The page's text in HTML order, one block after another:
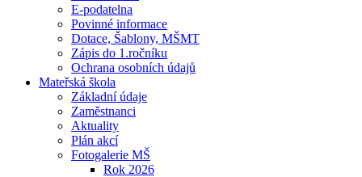
E-podatelna
Povinné informace
Dotace, Šablony, MŠMT
Zápis do 1.ročníku
Ochrana osobních údajů
Mateřská škola
Základní údaje
Zaměstnanci
Aktuality
Plán akcí
Fotogalerie MŠ
Rok 2026